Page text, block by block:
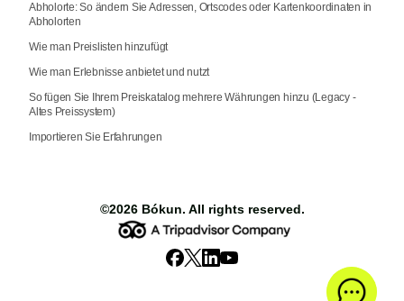
Abholorte: So ändern Sie Adressen, Ortscodes oder Kartenkoordinaten in
Abholorten
Wie man Preislisten hinzufügt
Wie man Erlebnisse anbietet und nutzt
So fügen Sie Ihrem Preiskatalog mehrere Währungen hinzu (Legacy -
Altes Preissystem)
Importieren Sie Erfahrungen
©2026 Bókun. All rights reserved.